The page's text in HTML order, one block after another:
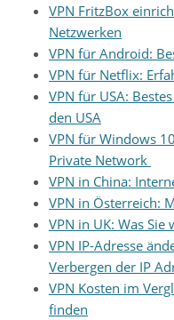
VPN FritzBox
Netzwerken
VPN für Android:
VPN für Netflix:
VPN für USA:
den USA
VPN für Windows
Private Network
VPN in China:
VPN in Österreich:
VPN in UK: Was Sie
VPN IP-Adresse
Verbergen der IP
VPN Kosten im
finden